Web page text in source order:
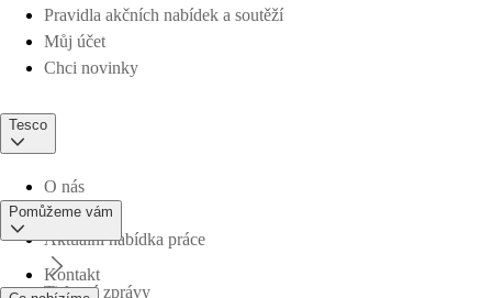
Pravidla akčních nabídek a soutěží
Můj účet
Chci novinky
Tesco
O nás
Aktuální nabídka práce
Tiskové zprávy
Pomůžeme vám
Kontakt